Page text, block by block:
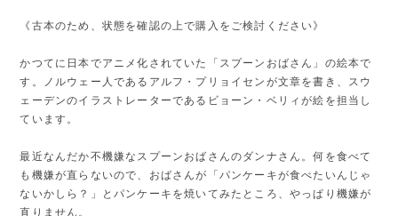
《古本のため、状態を確認の上で購入をご検討ください》
かつてに日本でアニメ化されていた「スプーンおばさん」の絵本で
す。ノルウェー人であるアルフ・プリョイセンが文章を書き、スウ
ェーデンのイラストレーターであるビョーン・ベリィが絵を担当し
ています。
最近なんだか不機嫌なスプーンおばさんのダンナさん。何を食べて
も機嫌が直らないので、おばさんが「パンケーキが食べたいんじゃ
ないかしら？」とパンケーキを焼いてみたところ、やっぱり機嫌が
直りません。